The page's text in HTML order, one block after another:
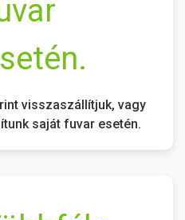
visszaszállítjuk, vagy
saját fuvar esetén.